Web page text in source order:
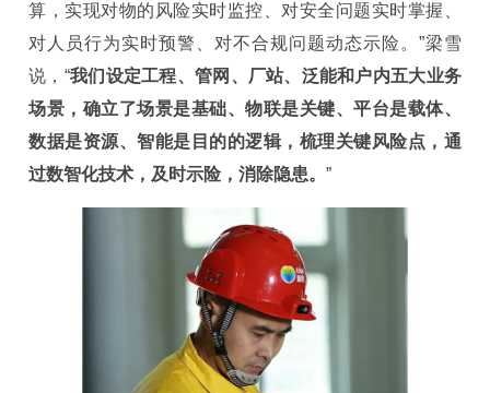
算，实现对物的风险实时监控、对安全问题实时掌握、
对人员行为实时预警、对不合规问题动态示险。”梁雪
说，“我们设定工程、管网、厂站、泛能和户内五大业务
场景，确立了场景是基础、物联是关键、平台是载体、
数据是资源、智能是目的的逻辑，梳理关键风险点，通
过数智化技术，及时示险，消除隐患。”